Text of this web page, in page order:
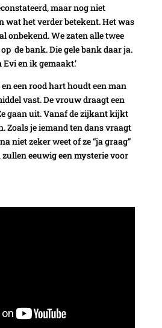
maar nog niet
wat het verder betekent. Het was
onbekend. We zaten alle twee
de bank. Die gele bank daar ja.
en ik gemaakt.’
en een rood hart houdt een man
vast. De vrouw draagt een
gaan uit. Vanaf de zijkant kijkt
Zoals je iemand ten dans vraagt
niet zeker weet of ze “ja graag”
eeuwig een mysterie voor